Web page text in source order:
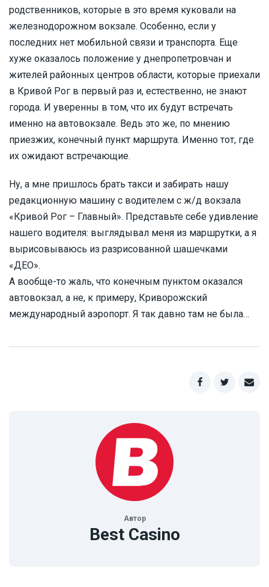
родственников, которые в это время куковали на
железнодорожном вокзале. Особенно, если у
последних нет мобильной связи и транспорта. Еще
хуже оказалось положение у днепропетровчан и
жителей районных центров области, которые приехали
в Кривой Рог в первый раз и, естественно, не знают
города. И уверенны в том, что их будут встречать
именно на автовокзале. Ведь это же, по мнению
приезжих, конечный пункт маршрута. Именно тот, где
их ожидают встречающие.
Ну, а мне пришлось брать такси и забирать нашу
редакционную машину с водителем с ж/д вокзала
«Кривой Рог – Главный». Представьте себе удивление
нашего водителя: выглядывал меня из маршрутки, а я
вырисовываюсь из разрисованной шашечками
«ДЕО».
А вообще-то жаль, что конечным пунктом оказался
автовокзал, а не, к примеру, Криворожский
международный аэропорт. Я так давно там не была…
Автор
Best Casino